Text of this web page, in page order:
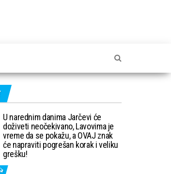
U narednim danima Jarčevi će
doživeti neočekivano, Lavovima je
vreme da se pokažu, a OVAJ znak
će napraviti pogrešan korak i veliku
grešku!